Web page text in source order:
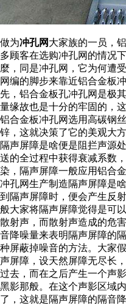
做为冲孔网大家族的一员，
多顾客在选购冲孔网的情况
麼，同是冲孔网，它为何遭
网编的脚步来靠近铝合金板
先，铝合金板孔冲孔网是极
量缘故也是十分的牢固的，
铝合金板冲孔网选用高碳钢
锌，这就决策了它的美观大方
隔声屏障是啥便是阻拦声源
送的全过程中获得衰减系数
染，隔声屏障一般应用铝合
冲孔网生产制造隔声屏障是
到隔声屏障时，便会产生反
般大家将隔声屏障觉得是可
散射声，而散射声造成的危
音降噪量来表明隔声屏障的
种屏蔽掉噪音的方法。大家
声屏障，设天然屏障无尽长
过去，而在之后产生一个声
黑影那般。在这个声影区域
了，这就是隔声屏障的隔音